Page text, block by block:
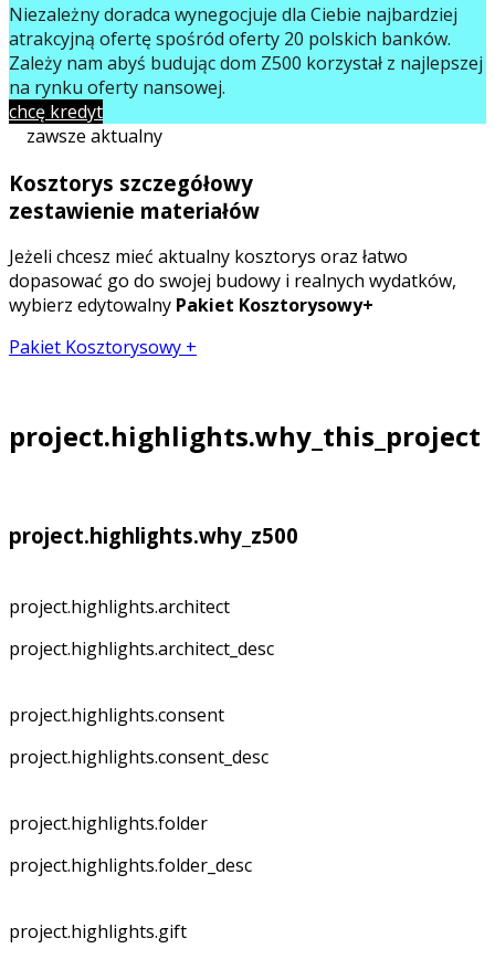
Niezależny doradca wynegocjuje dla Ciebie najbardziej
atrakcyjną ofertę spośród oferty 20 polskich banków.
Zależy nam abyś budując dom Z500 korzystał z najlepszej
na rynku oferty finansowej.
chcę kredyt
zawsze aktualny
Kosztorys szczegółowy
zestawienie materiałów
Jeżeli chcesz mieć aktualny kosztorys oraz łatwo
dopasować go do swojej budowy i realnych wydatków,
wybierz edytowalny Pakiet Kosztorysowy+
Pakiet Kosztorysowy +
project.highlights.why_this_project
project.highlights.why_z500
project.highlights.architect
project.highlights.architect_desc
project.highlights.consent
project.highlights.consent_desc
project.highlights.folder
project.highlights.folder_desc
project.highlights.gift